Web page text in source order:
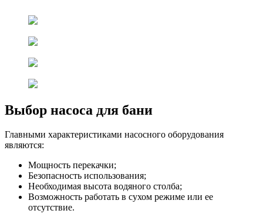
Выбор насоса для бани
Главными характеристиками насосного оборудования
являются:
Мощность перекачки;
Безопасность использования;
Необходимая высота водяного столба;
Возможность работать в сухом режиме или ее
отсутствие.